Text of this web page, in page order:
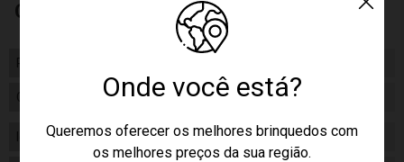
Onde você está?
Queremos oferecer os melhores brinquedos com
os melhores preços da sua região.
Características
Peso
Certificado/ Selo Inmetro 004910/2021
Idade 1 a 2 Anos